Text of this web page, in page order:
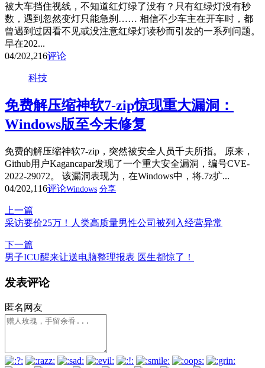
被大车挡住视线，不知道红灯绿了没有？只有红绿灯没有秒
数，遇到忽然变灯只能急刹…… 相信不少车主在开车时，都
曾遇到过因看不见或没注意红绿灯读秒而引发的一系列问题。
早在202...
04/202,216评论
科技
免费解压缩神软7-zip惊现重大漏洞：
Windows版至今未修复
免费的解压缩神软7-zip，突然被安全人员千夫所指。 原来，
Github用户Kagancapar发现了一个重大安全漏洞，编号CVE-
2022-29072。 该漏洞表现为，在Windows中，将.7z扩...
04/202,116评论Windows 分享
上一篇
采访要价25万！人类高质量男性公司被列入经营异常
下一篇
男子ICU醒来让送电脑整理报表 医生都惊了！
发表评论
匿名网友